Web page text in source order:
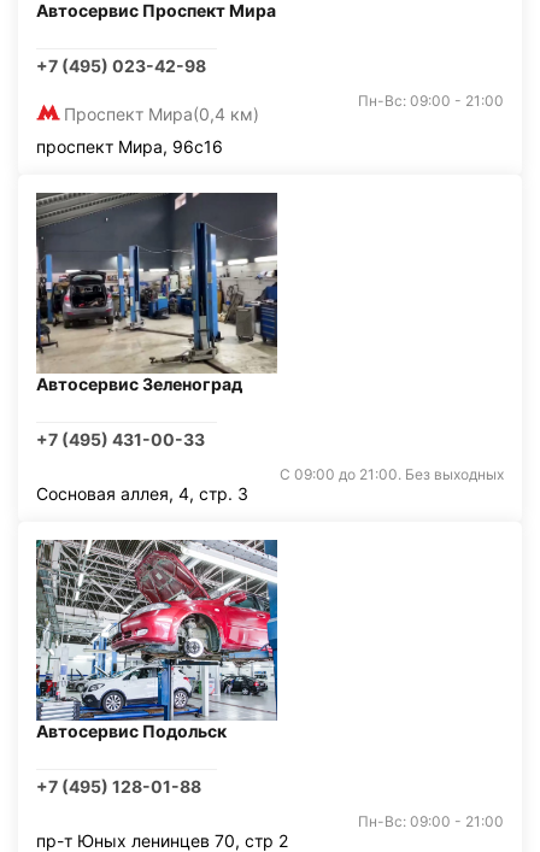
Автосервис Проспект Мира
+7 (495) 023-42-98
Проспект Мира(0,4 км)
Пн-Вс: 09:00 - 21:00
проспект Мира, 96с16
Автосервис Зеленоград
+7 (495) 431-00-33
С 09:00 до 21:00. Без выходных
Сосновая аллея, 4, стр. 3
Автосервис Подольск
+7 (495) 128-01-88
Пн-Вс: 09:00 - 21:00
пр-т Юных ленинцев 70, стр 2